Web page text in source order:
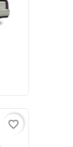
favorite_border